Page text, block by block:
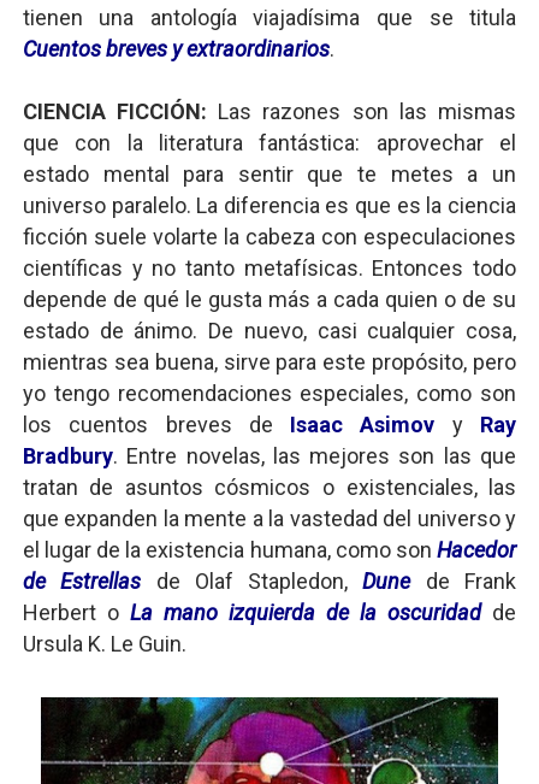
tienen una antología viajadísima que se titula
Cuentos breves y extraordinarios.
CIENCIA FICCIÓN: Las razones son las mismas
que con la literatura fantástica: aprovechar el
estado mental para sentir que te metes a un
universo paralelo. La diferencia es que es la ciencia
ficción suele volarte la cabeza con especulaciones
científicas y no tanto metafísicas. Entonces todo
depende de qué le gusta más a cada quien o de su
estado de ánimo. De nuevo, casi cualquier cosa,
mientras sea buena, sirve para este propósito, pero
yo tengo recomendaciones especiales, como son
los cuentos breves de Isaac Asimov y Ray
Bradbury. Entre novelas, las mejores son las que
tratan de asuntos cósmicos o existenciales, las
que expanden la mente a la vastedad del universo y
el lugar de la existencia humana, como sonHacedor
de Estrellas
de Olaf Stapledon,Dune
de Frank
Herbert o La mano izquierda de la oscuridad de
Ursula K. Le Guin.